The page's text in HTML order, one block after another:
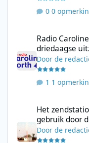
0
Radio
driedaagse
Doorde
1
Het
gebruik door
Doorde